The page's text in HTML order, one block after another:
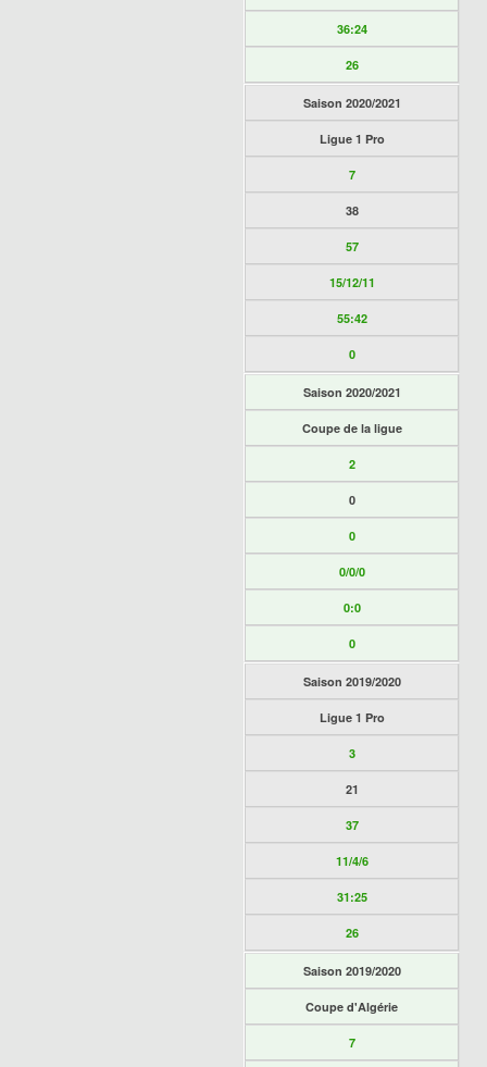
36:24
26
Saison 2020/2021
Ligue 1 Pro
7
38
57
15/12/11
55:42
0
Saison 2020/2021
Coupe de la ligue
2
0
0
0/0/0
0:0
0
Saison 2019/2020
Ligue 1 Pro
3
21
37
11/4/6
31:25
26
Saison 2019/2020
Coupe d'Algérie
7